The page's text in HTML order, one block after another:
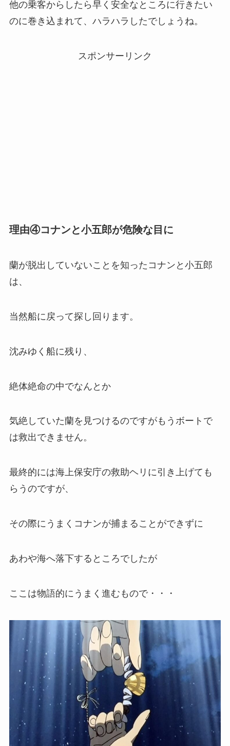
他の乗客からしたら早く安全なところに行きたい
のに巻き込まれて、ハラハラしたでしょうね。
スポンサーリンク
理由④コナンと小五郎が危険な目に
蘭が脱出していないことを知ったコナンと小五郎
は、
当然船に戻って探し回ります。
沈みゆく船に残り、
絶体絶命の中でなんとか
気絶していた蘭を見つけるのですがもうボートで
は救出できません。
最終的には海上保安庁の救助ヘリに引き上げても
らうのですが、
その際にうまくコナンが捕まることができずに
あわや海へ落下するところでしたが
ここは物語的にうまく進むもので・・・